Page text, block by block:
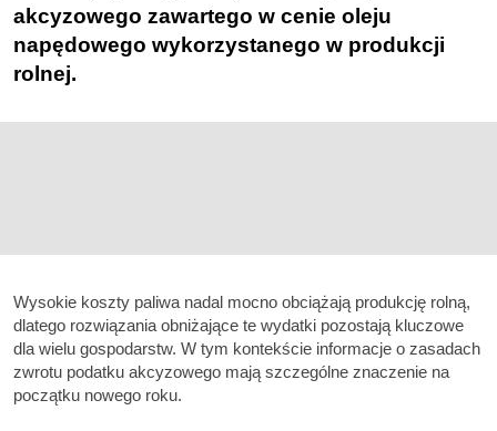
akcyzowego zawartego w cenie oleju
napędowego wykorzystanego w produkcji
rolnej.
Wysokie koszty paliwa nadal mocno obciążają produkcję rolną,
dlatego rozwiązania obniżające te wydatki pozostają kluczowe
dla wielu gospodarstw. W tym kontekście informacje o zasadach
zwrotu podatku akcyzowego mają szczególne znaczenie na
początku nowego roku.